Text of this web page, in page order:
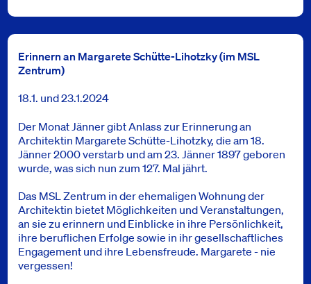
Erinnern an Margarete Schütte-Lihotzky (im MSL
Zentrum)
18.1. und 23.1.2024
Der Monat Jänner gibt Anlass zur Erinnerung an
Architektin Margarete Schütte-Lihotzky, die am 18.
Jänner 2000 verstarb und am 23. Jänner 1897 geboren
wurde, was sich nun zum 127. Mal jährt.
Das MSL Zentrum in der ehemaligen Wohnung der
Architektin bietet Möglichkeiten und Veranstaltungen,
an sie zu erinnern und Einblicke in ihre Persönlichkeit,
ihre beruflichen Erfolge sowie in ihr gesellschaftliches
Engagement und ihre Lebensfreude. Margarete - nie
vergessen!